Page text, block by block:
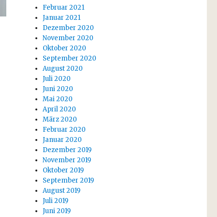
Februar 2021
Januar 2021
Dezember 2020
November 2020
Oktober 2020
September 2020
August 2020
Juli 2020
Juni 2020
Mai 2020
April 2020
März 2020
Februar 2020
Januar 2020
Dezember 2019
November 2019
Oktober 2019
September 2019
August 2019
Juli 2019
Juni 2019